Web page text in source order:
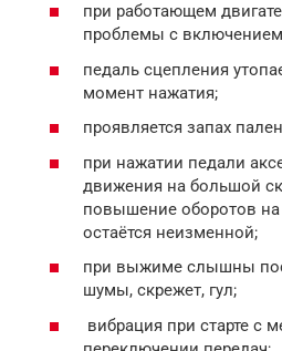
при работающем
проблемы с включением
педаль сцепления
момент нажатия;
проявляется запах
при нажатии педали
движения на большой
повышение оборотов на
остаётся неизменной;
при выжиме слышны
шумы, скрежет, гул;
вибрация при старте с